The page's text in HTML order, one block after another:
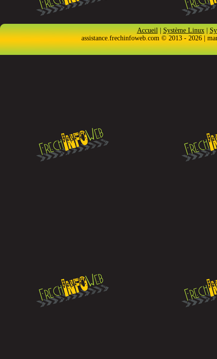
Accueil|Système Linux|
assistance.frechinfoweb.com © 2013 - 2026 |